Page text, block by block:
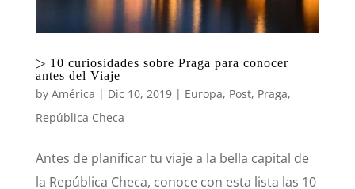
▷ 10 curiosidades sobre Praga para conocer
antes del Viaje
by América | Dic 10, 2019| Europa, Post, Praga,
República Checa
Antes de planificar tu viaje a la bella capital de
la República Checa, conoce con esta lista las 10